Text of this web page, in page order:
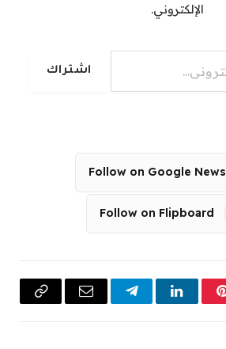
الإلكتروني.
اشتراك
Follow on Google News
Follow on Flipboard
بينتيريستلينكدإن تيلقرام البريد
Copy